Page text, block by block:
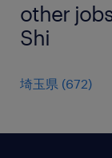
other
Shi
埼玉県 (672)